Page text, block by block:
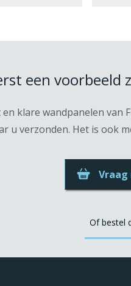
een voorbeeld
klare wandpanelen
u verzonden. Het is ook
Vraag
Of bestel